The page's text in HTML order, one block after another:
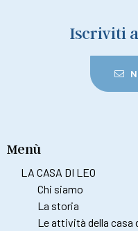
Iscriviti
Menù
LA CASA DI LEO
Chi siamo
La storia
Le attività della casa